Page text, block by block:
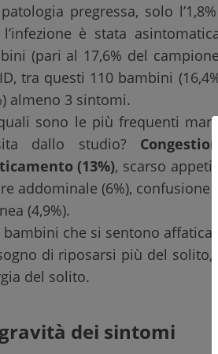
pregressa, solo
l’infezione è stata
(pari al 17,6% del
tra questi 110 bambini
almeno 3 sintomi.
sono le più frequenti
dallo studio?
(13%), scarso
addominale (6%), confusione
(4,9%).
bambini che si sentono
di riposarsi più del solito,
del solito.
dei sintomi